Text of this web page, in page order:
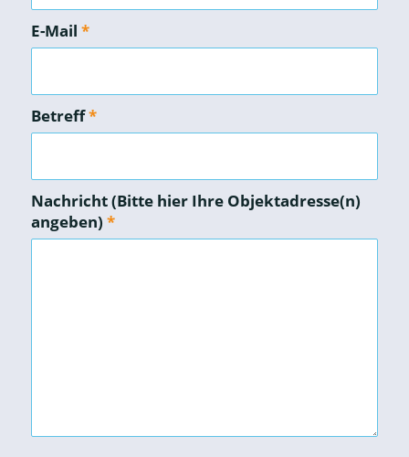
E-Mail *
Betreff*
Nachricht (Bitte hier Ihre Objektadresse(n)
angeben) *